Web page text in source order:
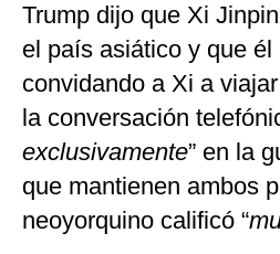
Trump dijo que Xi
el país asiático y que él
convidando a Xi a
la conversación
exclusivamente” en la
que mantienen ambos
neoyorquino calificó “